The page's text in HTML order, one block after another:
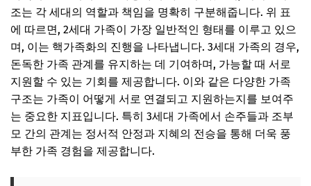
조는 각 세대의 역할과 책임을 명확히 구분해줍니다. 위 표
에 따르면, 2세대 가족이 가장 일반적인 형태를 이루고 있으
며, 이는 핵가족화의 진행을 나타냅니다. 3세대 가족의 경우,
돈독한 가족 관계를 유지하는 데 기여하며, 가능할 때 서로
지원할 수 있는 기회를 제공합니다. 이와 같은 다양한 가족
구조는 가족이 어떻게 서로 연결되고 지원하는지를 보여주
는 중요한 지표입니다. 특히 3세대 가족에서 손주들과 조부
모 간의 관계는 정서적 안정과 지혜의 전승을 통해 더욱 풍
부한 가족 경험을 제공합니다.